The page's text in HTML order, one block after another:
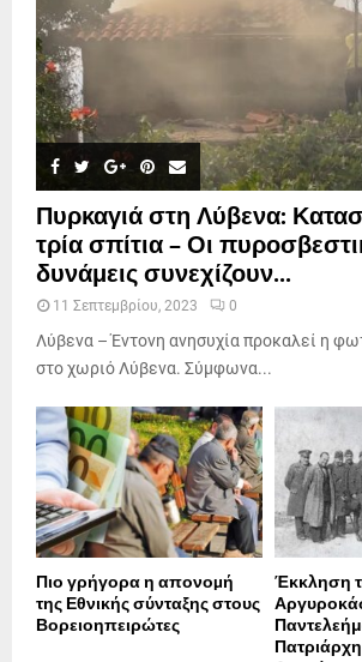
Πυρκαγιά στη Λύβενα:
τρία σπίτια – Οι
δυνάμεις συνεχίζουν...
11 Σεπτεμβρίου, 2023 0
Λύβενα – Έντονη ανησυχία προκαλεί η
στο χωριό Λύβενα. Σύμφωνα...
Πιο γρήγορα η απονοµή
της Εθνικής σύνταξης στους
Βορειοηπειρώτες
Έκκληση